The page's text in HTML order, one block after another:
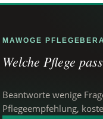
MAWOGE
Welche Pflege
Beantworte wenige
Pflegeempfehlung,